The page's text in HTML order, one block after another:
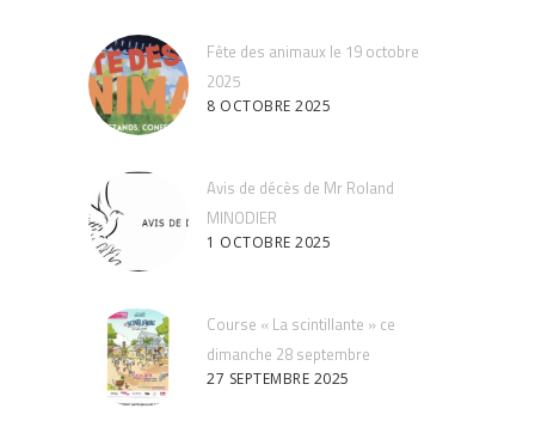
Fête des animaux le 19 octobre
2025
8 OCTOBRE 2025
Avis de décès de Mr Roland
MINODIER
1 OCTOBRE 2025
Course « La scintillante » ce
dimanche 28 septembre
27 SEPTEMBRE 2025